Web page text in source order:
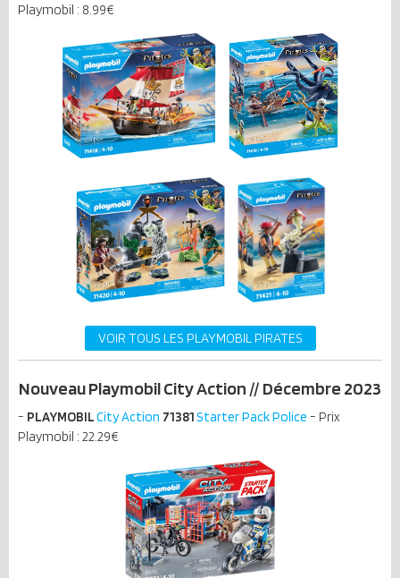
Playmobil : 8.99€
VOIR TOUS LES PLAYMOBIL PIRATES
Nouveau Playmobil City Action // Décembre 2023
- PLAYMOBILCity Action 71381Starter Pack Police - Prix
Playmobil : 22.29€